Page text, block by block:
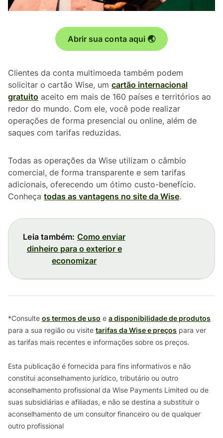
Abrir sua conta aqui 🌏
Clientes da conta multimoeda também podem
solicitar o cartão Wise, um cartão internacional
gratuito aceito em mais de 160 países e territórios ao
redor do mundo. Com ele, você pode realizar
operações de forma presencial ou online, além de
saques com tarifas reduzidas.
Todas as operações da Wise utilizam o câmbio
comercial, de forma transparente e sem tarifas
adicionais, oferecendo um ótimo custo-benefício.
Conheça todas as vantagens no site da Wise.
Leia também: Como enviar
dinheiro para o exterior e
economizar
*Consulte os termos de uso e a disponibilidade de produtos
para a sua região ou visite tarifas da Wise e preços para ver
as tarifas mais recentes e informações sobre os preços.
Esta publicação é fornecida para fins informativos e não
constitui aconselhamento jurídico, tributário ou outro
aconselhamento profissional da Wise Payments Limited ou de
suas subsidiárias e afiliadas, e não se destina a substituir o
aconselhamento de um consultor financeiro ou de qualquer
outro profissional